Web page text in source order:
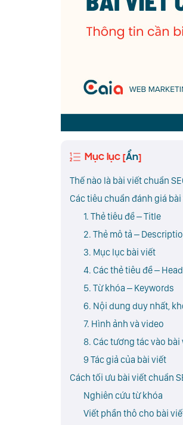
Mục lục [Ẩn]
Thế nào là bài viết chuẩn
Các tiêu chuẩn đánh giá
1. Thẻ tiêu đề – Title
2. Thẻ mô tả –
3. Mục lục bài viết
4. Các thẻ tiêu đề –
5. Từ khóa – Keywords
6. Nội dung duy nhất,
7. Hình ảnh và video
8. Các tương tác vào bài
9 Tác giả của bài viết
Cách tối ưu bài viết chuẩn
Nghiên cứu từ khóa
Viết phần thô cho bài